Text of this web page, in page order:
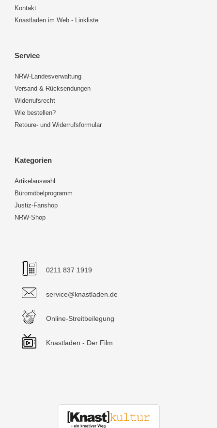
Kontakt
Knastladen im Web - Linkliste
Service
NRW-Landesverwaltung
Versand & Rücksendungen
Widerrufsrecht
Wie bestellen?
Retoure- und Widerrufsformular
Kategorien
Artikelauswahl
Büromöbelprogramm
Justiz-Fanshop
NRW-Shop
0211 837 1919
service@knastladen.de
Online-Streitbeilegung
Knastladen - Der Film